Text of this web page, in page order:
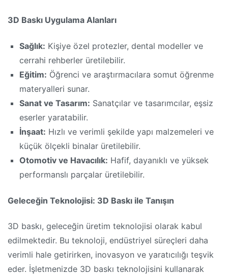
3D Baskı Uygulama Alanları
Sağlık: Kişiye özel protezler, dental modeller ve
cerrahi rehberler üretilebilir.
Eğitim: Öğrenci ve araştırmacılara somut öğrenme
materyalleri sunar.
Sanat ve Tasarım: Sanatçılar ve tasarımcılar, eşsiz
eserler yaratabilir.
İnşaat: Hızlı ve verimli şekilde yapı malzemeleri ve
küçük ölçekli binalar üretilebilir.
Otomotiv ve Havacılık: Hafif, dayanıklı ve yüksek
performanslı parçalar üretilebilir.
Geleceğin Teknolojisi: 3D Baskı ile Tanışın
3D baskı, geleceğin üretim teknolojisi olarak kabul
edilmektedir. Bu teknoloji, endüstriyel süreçleri daha
verimli hale getirirken, inovasyon ve yaratıcılığı teşvik
eder. İşletmenizde 3D baskı teknolojisini kullanarak